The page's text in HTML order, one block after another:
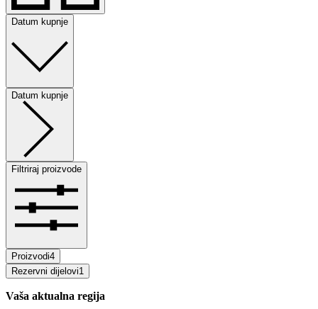
Datum kupnje
Datum kupnje
Filtriraj proizvode
Proizvodi4
Rezervni dijelovi1
Vaša aktualna regija